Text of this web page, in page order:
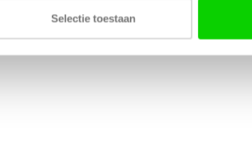
Selectie toestaan